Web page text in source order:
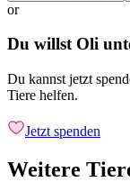
or
Du willst Oli
Du kannst jetzt
Tiere helfen.
Jetzt spenden
Weitere